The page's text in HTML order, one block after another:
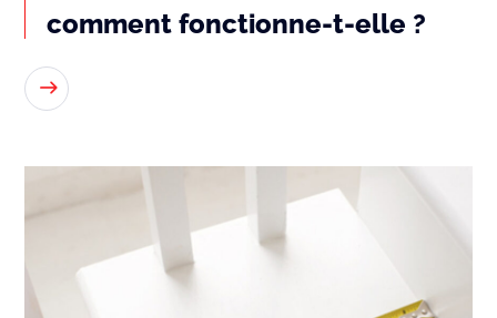
comment fonctionne-t-elle ?